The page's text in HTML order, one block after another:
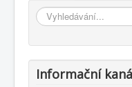
Vyhledávání...
Informační